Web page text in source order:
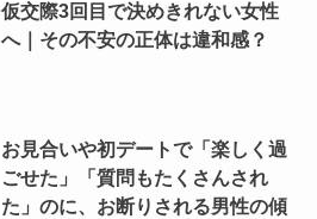
仮交際3回目で決めきれない女性
へ｜その不安の正体は違和感？
お見合いや初デートで「楽しく過
ごせた」「質問もたくさんされ
た」のに、お断りされる男性の傾